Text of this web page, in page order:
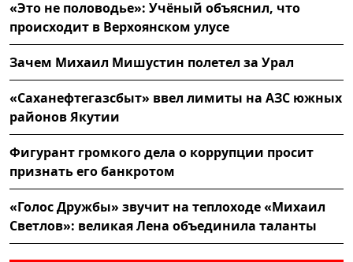
«Это не половодье»: Учёный объяснил, что
происходит в Верхоянском улусе
Зачем Михаил Мишустин полетел за Урал
«Саханефтегазсбыт» ввел лимиты на АЗС южных
районов Якутии
Фигурант громкого дела о коррупции просит
признать его банкротом
«Голос Дружбы» звучит на теплоходе «Михаил
Светлов»: великая Лена объединила таланты